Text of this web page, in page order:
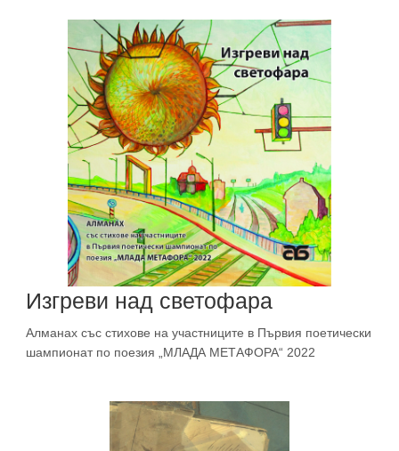
Изгреви над светофара
Алманах със стихове на участниците в Първия поетически
шампионат по поезия „МЛАДА МЕТАФОРА“ 2022